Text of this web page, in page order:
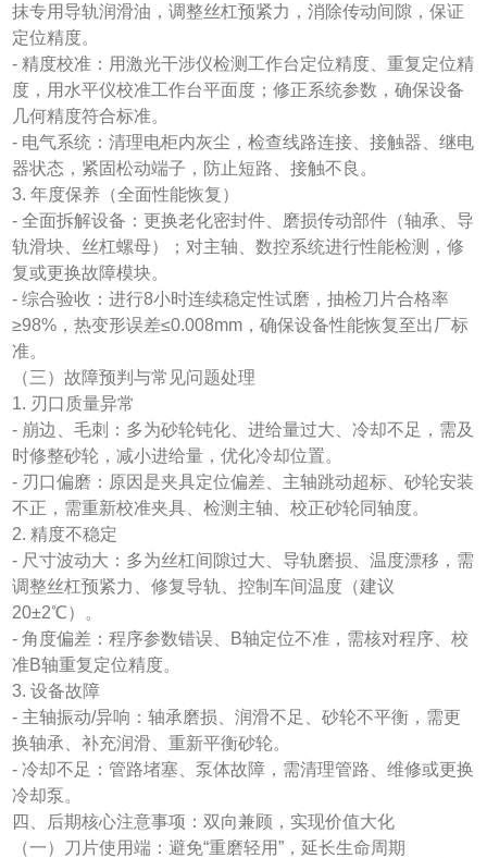
抹专用导轨润滑油，调整丝杠预紧力，消除传动间隙，保证
定位精度。
- 精度校准：用激光干涉仪检测工作台定位精度、重复定位精
度，用水平仪校准工作台平面度；修正系统参数，确保设备
几何精度符合标准。
- 电气系统：清理电柜内灰尘，检查线路连接、接触器、继电
器状态，紧固松动端子，防止短路、接触不良。
3. 年度保养（全面性能恢复）
- 全面拆解设备：更换老化密封件、磨损传动部件（轴承、导
轨滑块、丝杠螺母）；对主轴、数控系统进行性能检测，修
复或更换故障模块。
- 综合验收：进行8小时连续稳定性试磨，抽检刀片合格率
≥98%，热变形误差≤0.008mm，确保设备性能恢复至出厂标
准。
（三）故障预判与常见问题处理
1. 刃口质量异常
- 崩边、毛刺：多为砂轮钝化、进给量过大、冷却不足，需及
时修整砂轮，减小进给量，优化冷却位置。
- 刃口偏磨：原因是夹具定位偏差、主轴跳动超标、砂轮安装
不正，需重新校准夹具、检测主轴、校正砂轮同轴度。
2. 精度不稳定
- 尺寸波动大：多为丝杠间隙过大、导轨磨损、温度漂移，需
调整丝杠预紧力、修复导轨、控制车间温度（建议
20±2℃）。
- 角度偏差：程序参数错误、B轴定位不准，需核对程序、校
准B轴重复定位精度。
3. 设备故障
- 主轴振动/异响：轴承磨损、润滑不足、砂轮不平衡，需更
换轴承、补充润滑、重新平衡砂轮。
- 冷却不足：管路堵塞、泵体故障，需清理管路、维修或更换
冷却泵。
四、后期核心注意事项：双向兼顾，实现价值大化
（一）刀片使用端：避免“重磨轻用”，延长生命周期